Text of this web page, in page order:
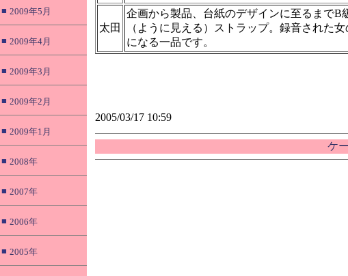
■ 2009年5月
■ 2009年4月
■ 2009年3月
■ 2009年2月
■ 2009年1月
■ 2008年
■ 2007年
■ 2006年
■ 2005年
太田
企画から製品、台紙のデザインに至るまでB
（ように見える）ストラップ。録音された
になる一品です。
2005/03/17 10:59
ケ